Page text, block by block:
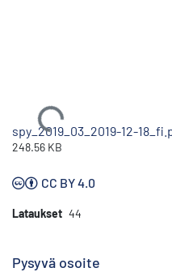
Ladataan...
spy_2019_03_2019-12-
248.56 KB
CC BY 4.0
Lataukset 44
Pysyvä osoite